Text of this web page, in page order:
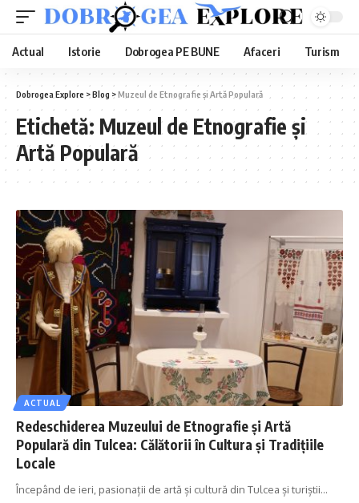
Actual Istorie Dobrogea PE BUNE Afaceri Turism
Dobrogea Explore >Blog >Muzeul de Etnografie și Artă Populară
Etichetă: Muzeul de Etnografie și
Artă Populară
ACTUAL
Redeschiderea Muzeului de Etnografie și Artă
Populară din Tulcea: Călătorii în Cultura și Tradițiile
Locale
Începând de ieri, pasionații de artă și cultură din Tulcea și turiștii…